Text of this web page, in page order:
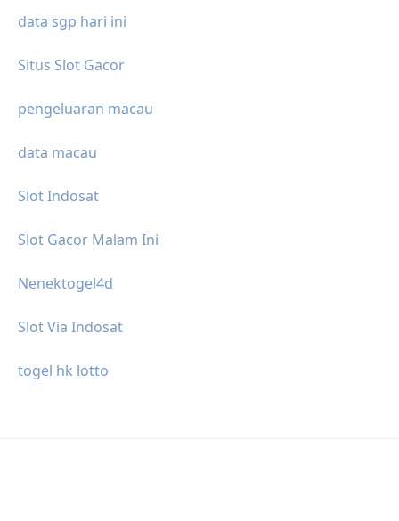
data sgp hari ini
Situs Slot Gacor
pengeluaran macau
data macau
Slot Indosat
Slot Gacor Malam Ini
Nenektogel4d
Slot Via Indosat
togel hk lotto